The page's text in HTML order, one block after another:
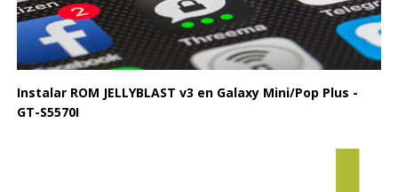
Instalar ROM JELLYBLAST v3 en Galaxy Mini/Pop Plus -
GT-S5570I